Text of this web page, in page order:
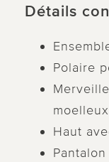
Détails
Polaire
moelleux
Haut